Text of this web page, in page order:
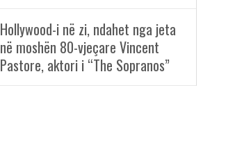
Hollywood-i në zi, ndahet nga jeta
në moshën 80-vjeçare Vincent
Pastore, aktori i “The Sopranos”